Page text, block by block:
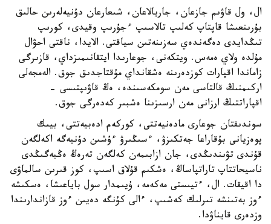
ال، ول قاۋىم جازعان، جاريالاعان، شىعارعان دۇنيەلەرىن حالىق
بۇرىنعىشا قاپتاپ كەلىپ تالاسىپ ءجۇرىپ وقيدى، كورىپ
تىڭدايدى دەگەندەي سەزىنەتىن سياقتى. الايدا، ناقتى احۋال
مۇلدە ولاي ەمەس. ويتكەنى، جوعارىدا ايتقانىمىزداي، قازىرگى
زاماندا اقپارات كوزدەرىنە ەشقانداي مۇقتاجدىق جوق. الەمجەلى
اركىمنىڭ قالتاسى مەن سومكەسىندە، ەڭ قاۋىپتىسى -
اقپاراتتىڭ ارزانى مەن ارسىزىنا ەشبىر كەدەرگى جوق.
سوندىقتان جوعارى مادەنيەتتى، كوركەم ادەبيەتتى، بيىك
پوەزيانى بۇقاراعا جەتكىزۋ، ءسىڭىرۋ ءۇشىن دۇنيەگە اكەلگەن
قۇندى تۋىندىڭدى، جان ازابىمەن كەلگەن تەرەڭ ەڭبەگىڭدى
ناسيحاتتاپ تاراتپاساڭ، ەشكىم قۇلاق اسىپ، كوز قىرىن سالماۋى
دا اقيقات. ال، ءتيىستى مەكەمە، ۇيىمدار سول باياعىشا، ەسكىشە
ءوز بەتىنشە تىرلىك كەشىپ، ءالى كۇنگە دەيىن ءوز قازاندارىندا
وزدەرى قايناۋدا.